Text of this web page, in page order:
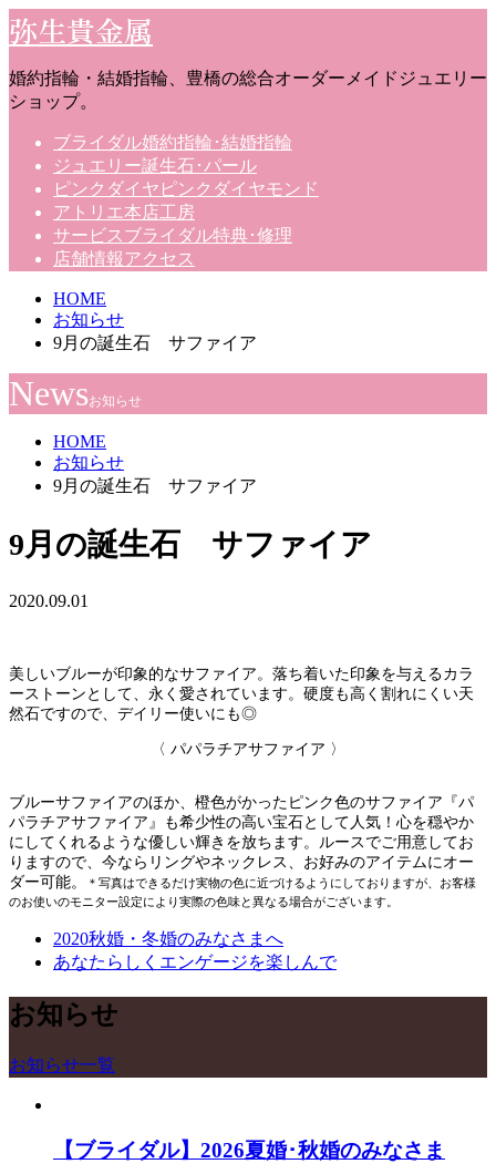
弥生貴金属
婚約指輪・結婚指輪、豊橋の総合オーダーメイドジュエリー
ショップ。
ブライダル婚約指輪･結婚指輪
ジュエリー誕生石･パール
ピンクダイヤ ピンクダイヤモンド
アトリエ本店工房
サービス ブライダル特典･修理
店舗情報アクセス
HOME
お知らせ
9月の誕生石 サファイア
Newsお知らせ
HOME
お知らせ
9月の誕生石 サファイア
9月の誕生石 サファイア
2020.09.01
美しいブルーが印象的なサファイア。落ち着いた印象を与えるカラ
ーストーンとして、永く愛されています。硬度も高く割れにくい天
然石ですので、デイリー使いにも◎
〈 パパラチアサファイア 〉
ブルーサファイアのほか、橙色がかったピンク色のサファイア『パ
パラチアサファイア』も希少性の高い宝石として人気！心を穏やか
にしてくれるような優しい輝きを放ちます。ルースでご用意してお
りますので、今ならリングやネックレス、お好みのアイテムにオー
ダー可能。
＊写真はできるだけ実物の色に近づけるようにしておりますが、お客様
のお使いのモニター設定により実際の色味と異なる場合がございます。
2020秋婚・冬婚のみなさまへ
あなたらしくエンゲージを楽しんで
お知らせ
お知らせ一覧
【ブライダル】2026夏婚･秋婚のみなさま